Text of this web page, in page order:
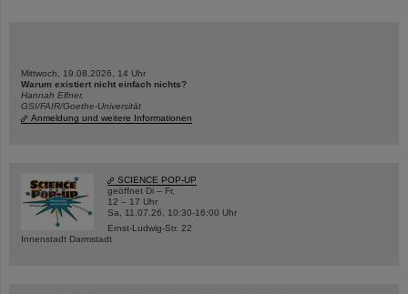
Mittwoch, 19.08.2026, 14 Uhr
Warum existiert nicht einfach nichts?
Hannah Elfner,
GSI/FAIR/Goethe-Universität
Anmeldung und weitere Informationen
SCIENCE POP-UP
geöffnet Di – Fr,
12 – 17 Uhr
Sa, 11.07.26, 10:30-16:00 Uhr
Ernst-Ludwig-Str. 22
Innenstadt Darmstadt